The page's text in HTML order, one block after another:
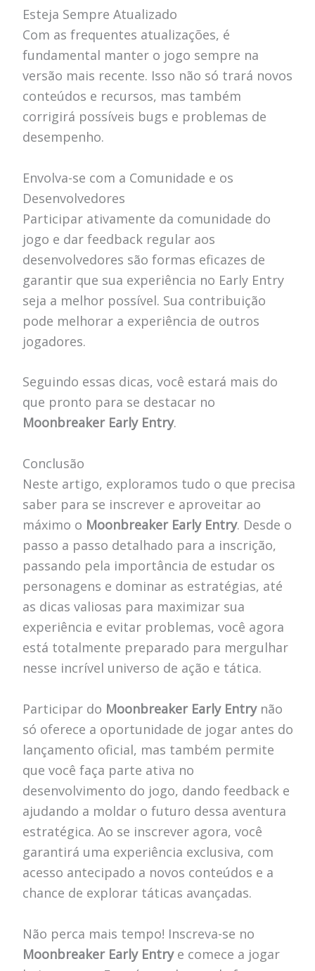
Esteja Sempre Atualizado
Com as frequentes atualizações, é
fundamental manter o jogo sempre na
versão mais recente. Isso não só trará novos
conteúdos e recursos, mas também
corrigirá possíveis bugs e problemas de
desempenho.
Envolva-se com a Comunidade e os
Desenvolvedores
Participar ativamente da comunidade do
jogo e dar feedback regular aos
desenvolvedores são formas eficazes de
garantir que sua experiência no Early Entry
seja a melhor possível. Sua contribuição
pode melhorar a experiência de outros
jogadores.
Seguindo essas dicas, você estará mais do
que pronto para se destacar no
Moonbreaker Early Entry.
Conclusão
Neste artigo, exploramos tudo o que precisa
saber para se inscrever e aproveitar ao
máximo o Moonbreaker Early Entry. Desde o
passo a passo detalhado para a inscrição,
passando pela importância de estudar os
personagens e dominar as estratégias, até
as dicas valiosas para maximizar sua
experiência e evitar problemas, você agora
está totalmente preparado para mergulhar
nesse incrível universo de ação e tática.
Participar do Moonbreaker Early Entrynão
só oferece a oportunidade de jogar antes do
lançamento oficial, mas também permite
que você faça parte ativa no
desenvolvimento do jogo, dando feedback e
ajudando a moldar o futuro dessa aventura
estratégica. Ao se inscrever agora, você
garantirá uma experiência exclusiva, com
acesso antecipado a novos conteúdos e a
chance de explorar táticas avançadas.
Não perca mais tempo! Inscreva-se no
Moonbreaker Early Entrye comece a jogar